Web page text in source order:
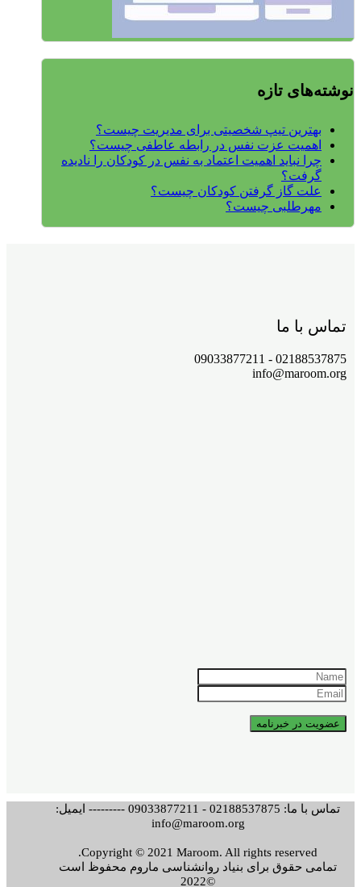
نوشته‌های تازه
بهترین تیپ شخصیتی برای مدیریت چیست؟
اهمیت عزت نفس در رابطه عاطفی چیست؟
چرا نباید اهمیت اعتماد به نفس در کودکان را نادیده
گرفت؟
علت گاز گرفتن کودکان چیست؟
مهرطلبی چیست؟
تماس با ما
02188537875 - 09033877211
info@maroom.org
تماس با ما: 02188537875 - 09033877211 --------- ایمیل:
info@maroom.org
Copyright © 2021 Maroom. All rights reserved.
تمامی حقوق برای بنیاد روانشناسی ماروم محفوظ است
©2022